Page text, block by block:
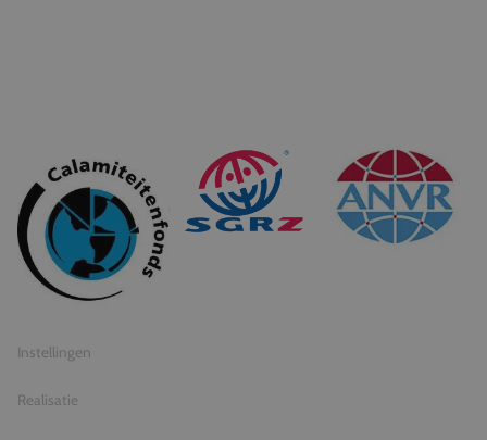
© 2026 Travel Inventive
Algemene voorwaarden
Privacy statement
Instellingen
Realisatie